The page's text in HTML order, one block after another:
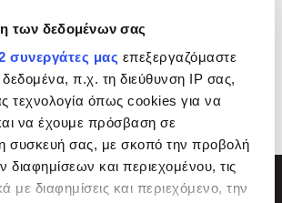
των δεδομένων σας
συνεργάτες μας επεξεργαζόμαστε
π.χ. τη διεύθυνση IP σας,
τεχνολογία όπως cookies για να
να έχουμε πρόσβαση σε
συσκευή σας, με σκοπό την προβολή
διαφημίσεων και περιεχομένου, τις
με διαφημίσεις και περιεχόμενο, την
Σεμινάρια Λογιστικής
4 Πιστοποιήσεις